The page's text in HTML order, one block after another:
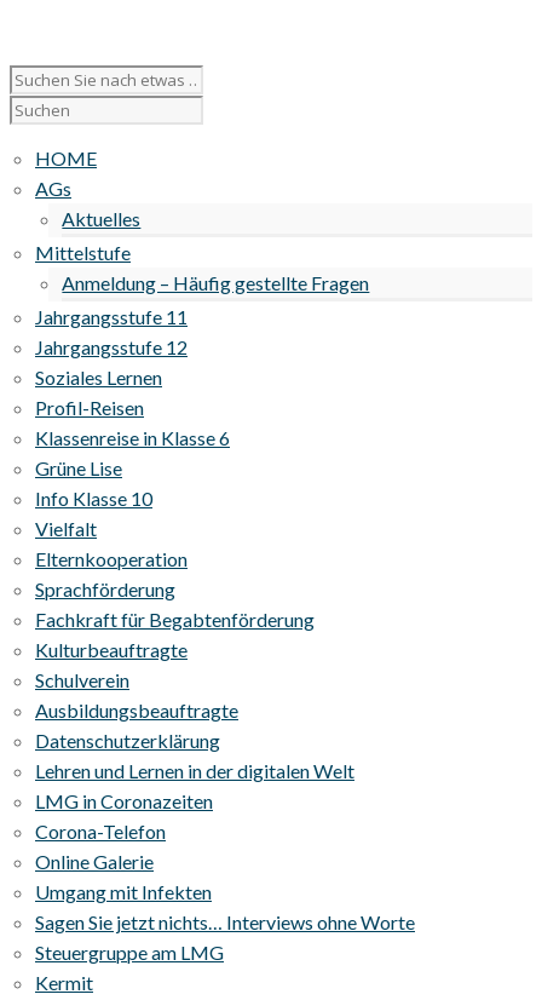
HOME
AGs
Aktuelles
Mittelstufe
Anmeldung – Häufig gestellte Fragen
Jahrgangsstufe 11
Jahrgangsstufe 12
Soziales Lernen
Profil-Reisen
Klassenreise in Klasse 6
Grüne Lise
Info Klasse 10
Vielfalt
Elternkooperation
Sprachförderung
Fachkraft für Begabtenförderung
Kulturbeauftragte
Schulverein
Ausbildungsbeauftragte
Datenschutzerklärung
Lehren und Lernen in der digitalen Welt
LMG in Coronazeiten
Corona-Telefon
Online Galerie
Umgang mit Infekten
Sagen Sie jetzt nichts… Interviews ohne Worte
Steuergruppe am LMG
Kermit